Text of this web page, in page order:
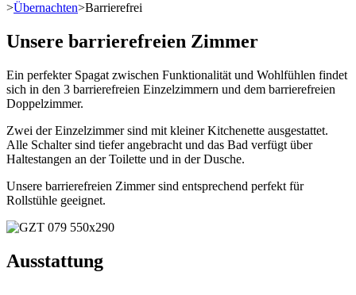
>Übernachten>Barrierefrei
Unsere barrierefreien Zimmer
Ein perfekter Spagat zwischen Funktionalität und Wohlfühlen findet
sich in den 3 barrierefreien Einzelzimmern und dem barrierefreien
Doppelzimmer.
Zwei der Einzelzimmer sind mit kleiner Kitchenette ausgestattet.
Alle Schalter sind tiefer angebracht und das Bad verfügt über
Haltestangen an der Toilette und in der Dusche.
Unsere barrierefreien Zimmer sind entsprechend perfekt für
Rollstühle geeignet.
Ausstattung